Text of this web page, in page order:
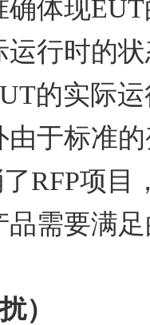
确体现EUT
行时的
的实际
由于标准
RFP项目
需要满
）